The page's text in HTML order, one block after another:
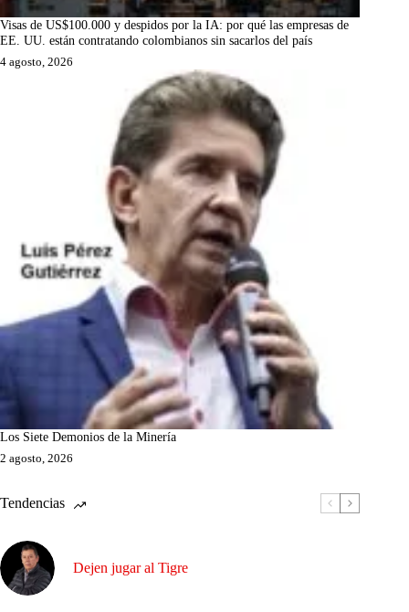
Visas de US$100.000 y despidos por la IA: por qué las empresas de
EE. UU. están contratando colombianos sin sacarlos del país
4 agosto, 2026
Los Siete Demonios de la Minería
2 agosto, 2026
Tendencias
Dejen jugar al Tigre